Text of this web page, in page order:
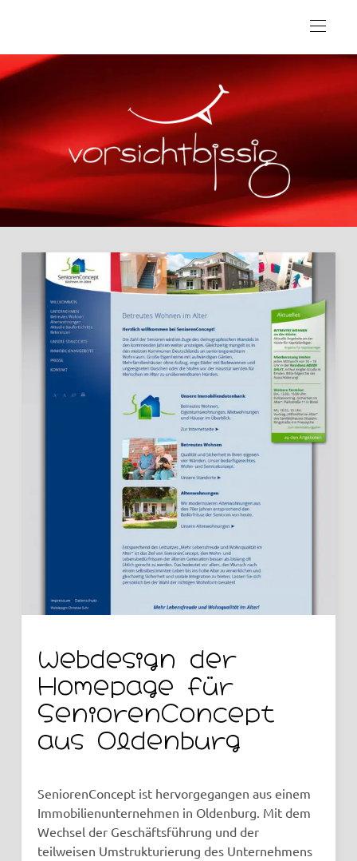
Webdesign der
Homepage für
SeniorenConcept
aus Oldenburg
SeniorenConcept ist hervorgegangen aus einem
Immobilienunternehmen in Oldenburg. Mit dem
Wechsel der Geschäftsführung und der
teilweisen Umstrukturierung des Unternehmens